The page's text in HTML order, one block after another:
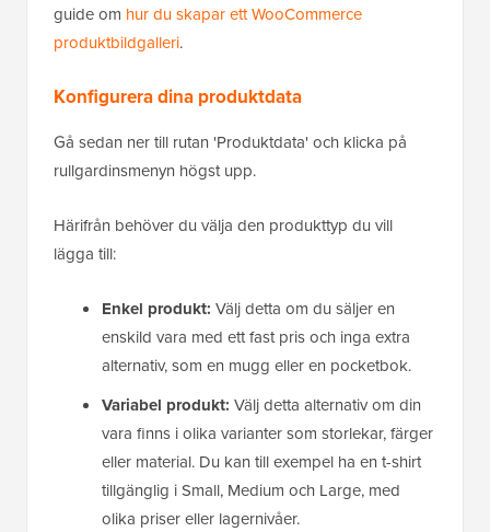
guide om hur du skapar ett WooCommerce
produktbildgalleri.
Konfigurera dina produktdata
Gå sedan ner till rutan 'Produktdata' och klicka på
rullgardinsmenyn högst upp.
Härifrån behöver du välja den produkttyp du vill
lägga till:
Enkel produkt: Välj detta om du säljer en
enskild vara med ett fast pris och inga extra
alternativ, som en mugg eller en pocketbok.
Variabel produkt: Välj detta alternativ om din
vara finns i olika varianter som storlekar, färger
eller material. Du kan till exempel ha en t-shirt
tillgänglig i Small, Medium och Large, med
olika priser eller lagernivåer.